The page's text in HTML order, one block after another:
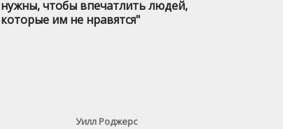
нужны, чтобы впечатлить людей,
которые им не нравятся"
Уилл Роджерс